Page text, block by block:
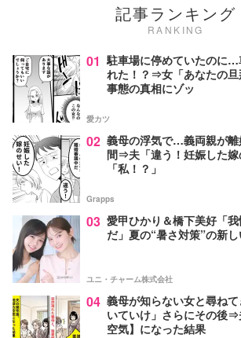
記事ランキング
RANKING
01 駐車場に停めていたのに
れた！？⇒女「あなたの
事態の真相にゾッ
愛カツ
02 義母の浮気で…義両親が
間⇒夫「違う！妊娠した
「私！？」
Grapps
03 愛甲ひかり＆橋下美好「
だ」夏の“暑さ対策”の新
ユニ・チャーム株式会社
04 義母が知らない女と尋ね
いていけ」さらにその後
空気】になった結果